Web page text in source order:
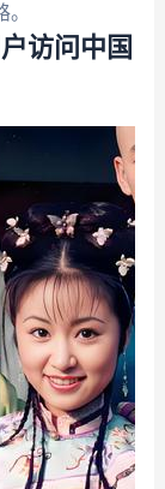
访问中国